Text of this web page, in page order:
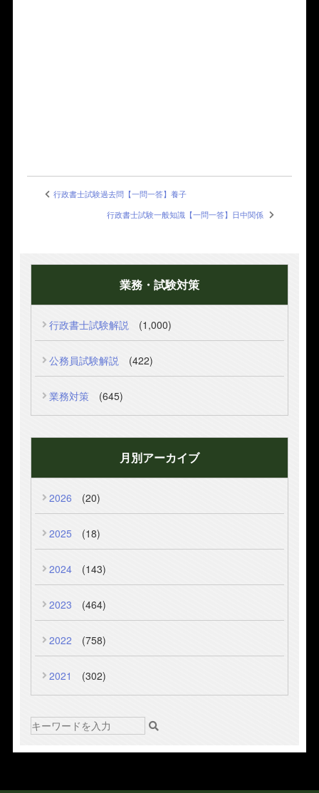
行政書士試験過去問【一問一答】養子
行政書士試験一般知識【一問一答】日中関係
業務・試験対策
行政書士試験解説 (1,000)
公務員試験解説 (422)
業務対策 (645)
月別アーカイブ
2026 (20)
2025 (18)
2024 (143)
2023 (464)
2022 (758)
2021 (302)